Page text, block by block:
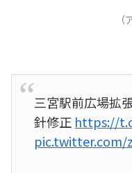
三宮駅前広場拡
針修正 https://
pic.twitter.com/